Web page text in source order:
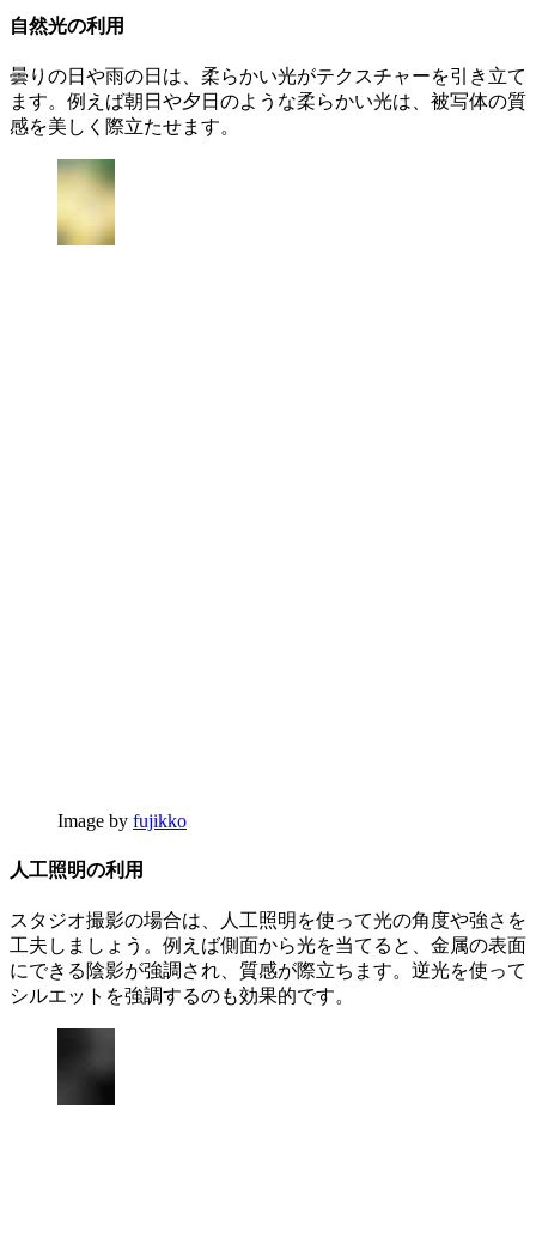
自然光の利用
曇りの日や雨の日は、柔らかい光がテクスチャーを引き立て
ます。例えば朝日や夕日のような柔らかい光は、被写体の質
感を美しく際立たせます。
Image by fujikko
人工照明の利用
スタジオ撮影の場合は、人工照明を使って光の角度や強さを
工夫しましょう。例えば側面から光を当てると、金属の表面
にできる陰影が強調され、質感が際立ちます。逆光を使って
シルエットを強調するのも効果的です。